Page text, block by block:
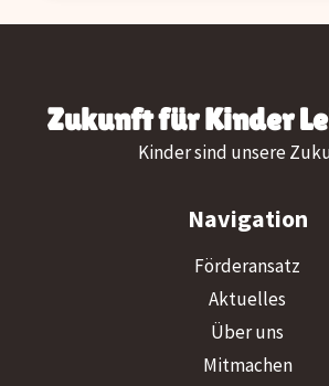
Zukunft für Kinder
Kinder sind unsere
Navigation
Förderansatz
Aktuelles
Über uns
Mitmachen